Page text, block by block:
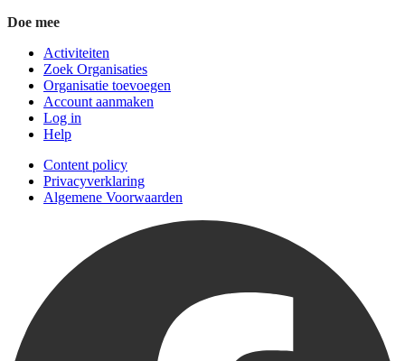
Doe mee
Activiteiten
Zoek Organisaties
Organisatie toevoegen
Account aanmaken
Log in
Help
Content policy
Privacyverklaring
Algemene Voorwaarden